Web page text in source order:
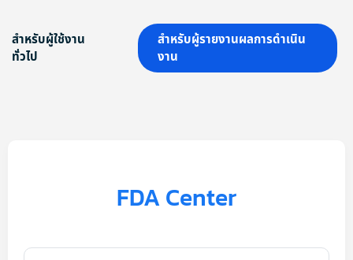
สำหรับผู้ใช้งาน
ทั่วไป
สำหรับผู้รายงานผลการดำเนิน
งาน
FDA Center